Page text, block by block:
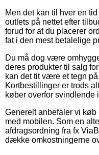
Men det kan til hver en
outlets på nettet efter
forud for at du placerer
fat i den mest betalelige
Du må dog være
deres produkter til salg
kan det tit være et tegn
Kortbestillinger er trods
køber overfor svindlende
Generelt anbefaler vi
med mobilen. Som en
afdragsordning fra fx
dække omkostningerne